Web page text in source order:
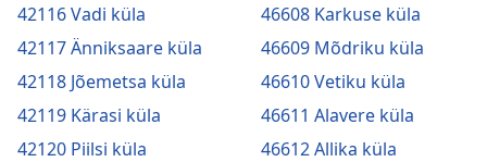
42116 Vadi küla
42117 Änniksaare küla
42118 Jõemetsa küla
42119 Kärasi küla
42120 Piilsi küla
46608 Karkuse küla
46609 Mõdriku küla
46610 Vetiku küla
46611 Alavere küla
46612 Allika küla